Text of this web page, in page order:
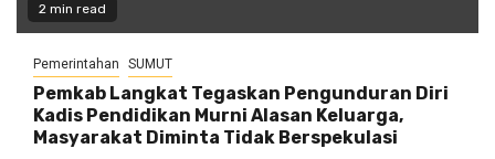
2 min read
Pemerintahan SUMUT
Pemkab Langkat Tegaskan Pengunduran Diri
Kadis Pendidikan Murni Alasan Keluarga,
Masyarakat Diminta Tidak Berspekulasi